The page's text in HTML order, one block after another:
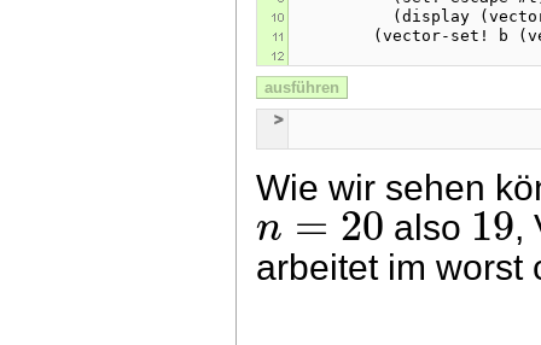
ausführen
Wie wir sehen
n = 20 also 19,
arbeitet im worst